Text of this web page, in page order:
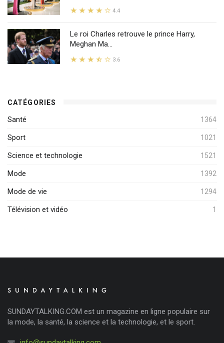
4.4
Le roi Charles retrouve le prince Harry,
Meghan Ma...
3.6
CATÉGORIES
Santé 1364
Sport 1021
Science et technologie 1521
Mode 1392
Mode de vie 1294
Télévision et vidéo 1
SUNDAYTALKING.COM est un magazine en ligne populaire sur
la mode, la santé, la science et la technologie, et le sport.